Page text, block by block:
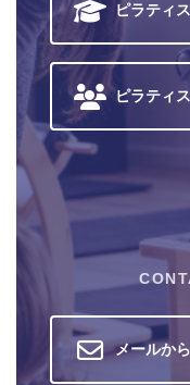
ピラティ
ピラティス
メールか